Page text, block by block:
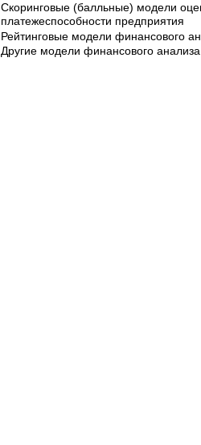
Скоринговые (балльные) модели
платежеспособности предприятия
Рейтинговые модели финансового
Другие модели финансового анализа